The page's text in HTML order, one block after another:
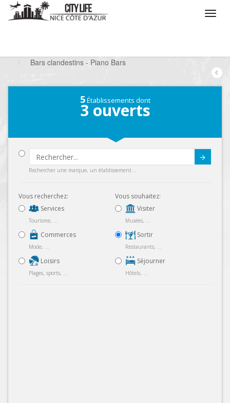
Bars clandestins - Piano Bars
5Établissements dont
3 ouverts
Rechercher une marque, un établissement...
Vous recherchez:
Services
Tourisme, ...
Commerces
Mode, ...
Loisirs
Plages, sports, ...
Vous souhaitez:
Visiter
Musées, ...
Sortir
Restaurants, ...
Séjourner
Hôtels, ...